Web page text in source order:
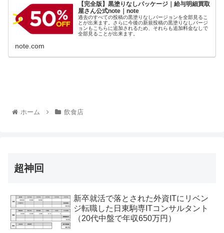
【完全版】黒塗りなしパッケージ｜給与明細買取
屋さん公式note｜note
過去のすべての投稿の黒塗りなしバージョンを全部見るこ
とが出来ます。さらに今後の新規投稿の黒塗りなしバージ
ョンもこちらに追加されるため、それらも追加料金なしで
全部見ることが出来ます。
note.com
ホーム 飲食店
超神回
新卒就活で落とされた外資ITにリベン
ジ転職した日東駒専ITコンサルタント
（20代中盤で年収650万円）